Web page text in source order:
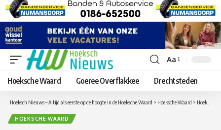
Lettergrootte
aanpassen
Aa
Hoeksche Waard Goeree Overflakkee Drechtsteden
Hoeksch Nieuws – Altijd als eerste op de hoogte in de Hoeksche Waard > Hoeksche Waard > Hoeksche Waard Hosting zorgt dat uw website altijd online is
HOEKSCHE WAARD